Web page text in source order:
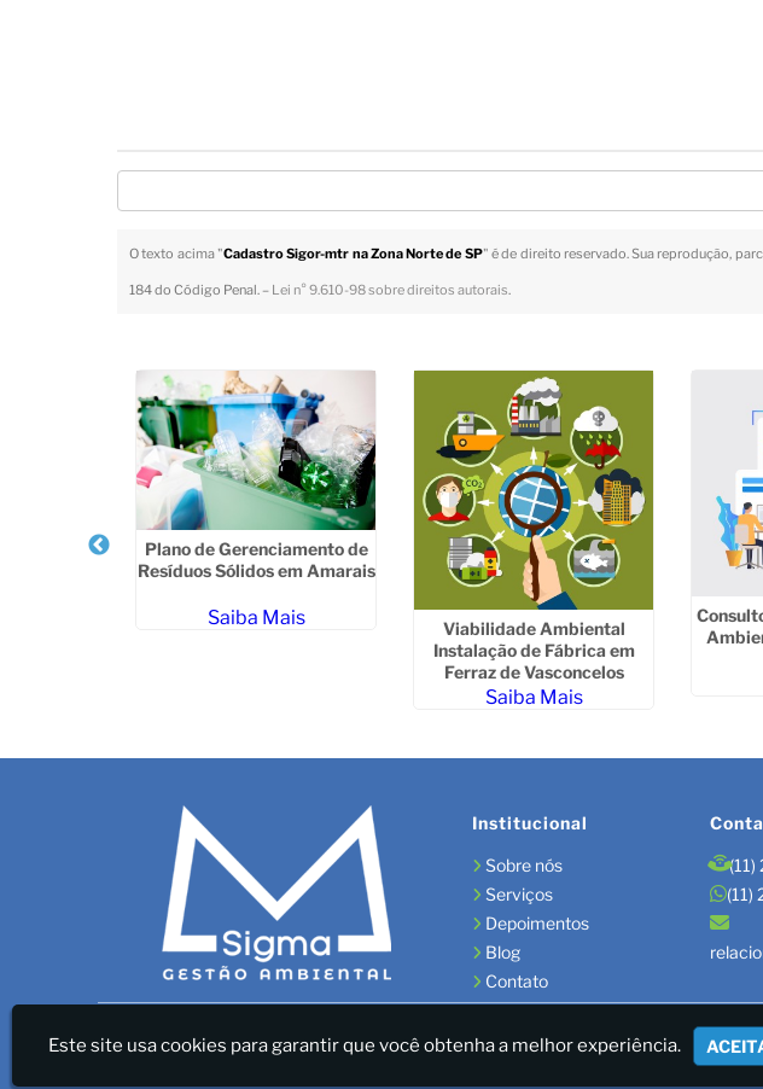
O texto acima "Cadastro Sigor-mtr na Zona Norte de SP" é de direito reservado. Sua reprodução,
184 do Código Penal. – Lei n° 9.610-98 sobre direitos autorais.
Plano de Gerenciamento de
Resíduos Sólidos em Amarais
Saiba Mais
Viabilidade Ambiental
Instalação de Fábrica em
Ferraz de Vasconcelos
Saiba Mais
Institucional
Sobre nós
Serviços
Depoimentos
Blog
Contato
(11)
Sigma Gestão Ambiental - LICENÇAS AMBIENTAIS/GESTÃO DE RESÍDUOS/LAUDOS
Este site usa cookies para garantir que você obtenha a melhor experiência.